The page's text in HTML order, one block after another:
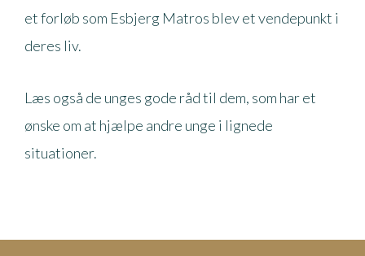
et forløb som Esbjerg Matros blev et vendepunkt i
deres liv.
Læs også de unges gode råd til dem, som har et
ønske om at hjælpe andre unge i lignede
situationer.